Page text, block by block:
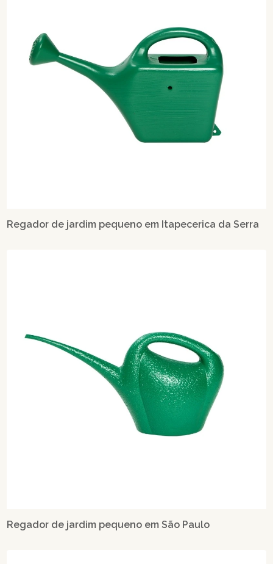
Regador de jardim pequeno em Itapecerica da Serra
Regador de jardim pequeno em São Paulo